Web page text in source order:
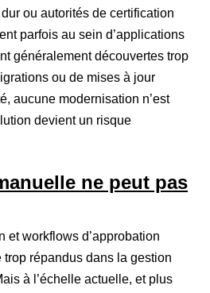
ou autorités de certification
parfois au sein d’applications
généralement découvertes trop
ou de mises à jour
aucune modernisation n’est
devient un risque
ne peut pas
et workflows d’approbation
trop répandus dans la gestion
à l’échelle actuelle, et plus